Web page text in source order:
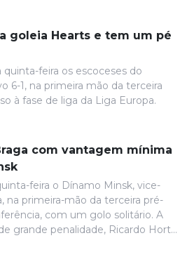
goleia Hearts e tem um pé
feira os escoceses do
6-1, na primeira mão da terceira
à fase de liga da Liga Europa.
com vantagem mínima
feira o Dínamo Minsk, vice-
na primeira-mão da terceira pré-
com um golo solitário. A
grande penalidade, Ricardo Horta
inalterado.